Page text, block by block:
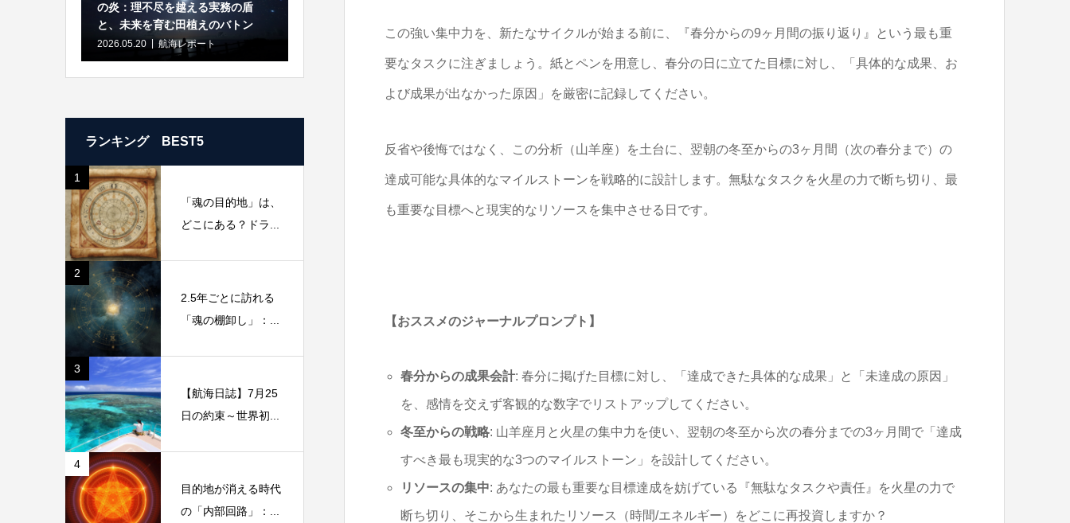
この強い集中力を、新たなサイクルが始まる前に、『春分からの9ヶ月間の振り返り』という最も重
要なタスクに注ぎましょう。紙とペンを用意し、春分の日に立てた目標に対し、「具体的な成果、お
よび成果が出なかった原因」を厳密に記録してください。
反省や後悔ではなく、この分析（山羊座）を土台に、翌朝の冬至からの3ヶ月間（次の春分まで）の
達成可能な具体的なマイルストーンを戦略的に設計します。無駄なタスクを火星の力で断ち切り、最
も重要な目標へと現実的なリソースを集中させる日です。
【おススメのジャーナルプロンプト】
春分からの成果会計: 春分に掲げた目標に対し、「達成できた具体的な成果」と「未達成の原因」
を、感情を交えず客観的な数字でリストアップしてください。
冬至からの戦略: 山羊座月と火星の集中力を使い、翌朝の冬至から次の春分までの3ヶ月間で「達成
すべき最も現実的な3つのマイルストーン」を設計してください。
リソースの集中: あなたの最も重要な目標達成を妨げている『無駄なタスクや責任』を火星の力で
断ち切り、そこから生まれたリソース（時間/エネルギー）をどこに再投資しますか？
の炎：理不尽を越える実務の盾
と、未来を育む田植えのバトン
2026.05.20 航海レポート
ランキング BEST5
1
「魂の目的地」は、
どこにある？ドラ...
2
2.5年ごとに訪れる
「魂の棚卸し」：...
3
【航海日誌】7月25
日の約束～世界初...
4
目的地が消える時代
の「内部回路」：...